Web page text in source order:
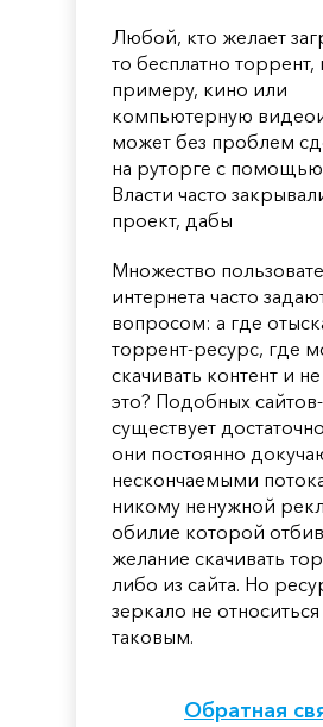
Любой, кто желает
то бесплатно торрент,
примеру, кино или
компьютерную
может без проблем
на руторге с помощью
Власти часто
проект, дабы
Множество
интернета часто
вопросом: а где
торрент-ресурс, где
скачивать контент и не
это? Подобных
существует
они постоянно
нескончаемыми
никому ненужной
обилие которой
желание скачивать
либо из сайта. Но
зеркало не относиться
таковым.
Обратная